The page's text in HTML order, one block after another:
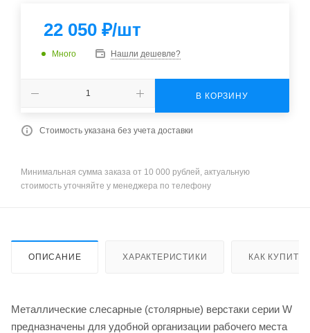
22 050 ₽/шт
Много Нашли дешевле?
В КОРЗИНУ
Стоимость указана без учета доставки
Минимальная сумма заказа от 10 000 рублей, актуальную
стоимость уточняйте у менеджера по телефону
ОПИСАНИЕ ХАРАКТЕРИСТИКИ КАК КУПИТЬ
Металлические слесарные (столярные) верстаки серии W
предназначены для удобной организации рабочего места